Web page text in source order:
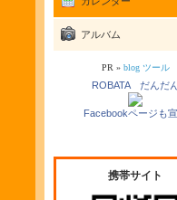
アルバム
PR » blog ツール
ROBATA だんだ
Facebookページも
携帯サイト